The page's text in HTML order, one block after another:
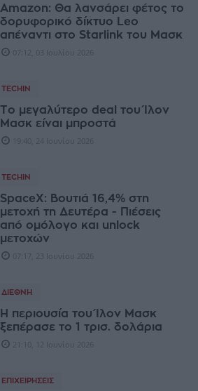
Amazon: Θα λανσάρει φέτος το
δορυφορικό δίκτυο Leo
απέναντι στο Starlink του Μασκ
07:12, 03 Ιουλίου 2026
TECHIN
Το μεγαλύτερο deal του Ίλον
Μασκ είναι μπροστά
19:40, 24 Ιουνίου 2026
TECHIN
SpaceX: Βουτιά 16,4% στη
μετοχή τη Δευτέρα - Πιέσεις
από ομόλογο και unlock
μετοχών
07:17, 23 Ιουνίου 2026
ΔΙΕΘΝΉ
Η περιουσία του Ίλον Μασκ
ξεπέρασε το 1 τρισ. δολάρια
21:10, 12 Ιουνίου 2026
ΕΠΙΧΕΙΡΉΣΕΙΣ